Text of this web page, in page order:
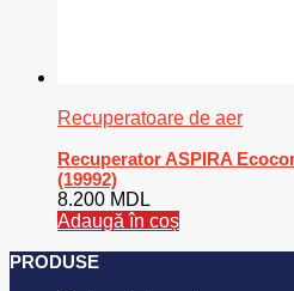
Recuperatoare de aer
Recuperator ASPIRA
(19992)
8.200 MDL
Adaugă în coș
PRODUSE